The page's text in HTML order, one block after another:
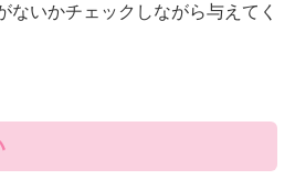
ないかチェックしながら与えてく